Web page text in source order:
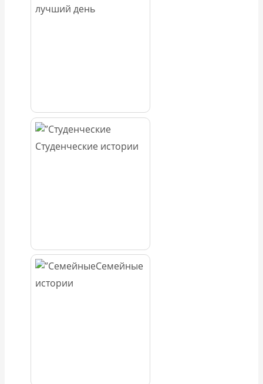
лучший день
Студенческие истории
Семейные
истории